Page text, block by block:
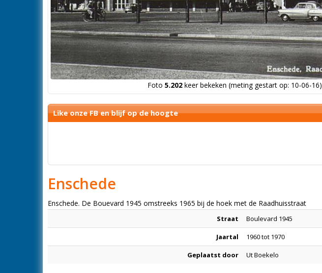
Foto 5.202keer bekeken (meting gestart op: 10-06-16)
Like onze FB en blijf op de hoogte
Enschede
Enschede. De Bouevard 1945 omstreeks 1965 bij de hoek met de Raadhuisstraat
Straat Boulevard 1945
Jaartal 1960 tot 1970
Geplaatst door Ut Boekelo